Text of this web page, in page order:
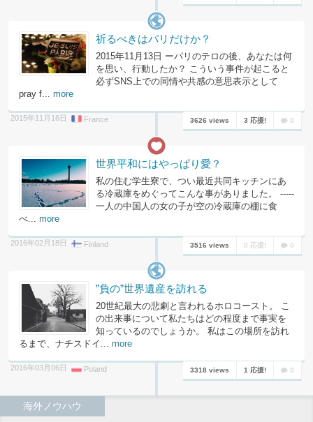
祈るべきはパリだけか？
2015年11月13日 ーパリのテロの後、あなたは何
を思い、行動したか？ こういう事件が起こると
必ずSNS上での同情や共感の意思表示として
pray f... more
2015年11月16日 France 3626 views 3 応援! 0
世界平和にはやっぱり愛？
私の住む学生寮で、つい最近共同キッチンにあ
る冷蔵庫をめぐってこんな事がありました。 -----
一人の中国人の女の子が空の冷蔵庫の棚に食
べ... more
2016年02月18日 Finland 3516 views 0 応援! 0
”負の”世界遺産を訪れる
20世紀最大の悲劇と言われるホロコースト。 こ
の出来事について私たちはどの程度まで事実を
知っているのでしょうか。 私はこの場所を訪れ
るまで、ナチスドイ... more
2016年03月06日 Poland 3318 views 1 応援! 0
海外ノウハウ